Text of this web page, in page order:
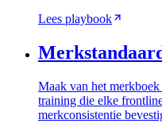
Lees playbook
Maak van het
training die elke
merkconsistentie